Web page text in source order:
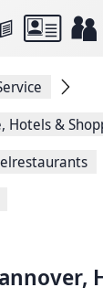
Hotels &